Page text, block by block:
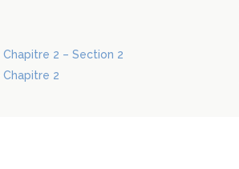
2 – Section 2
2